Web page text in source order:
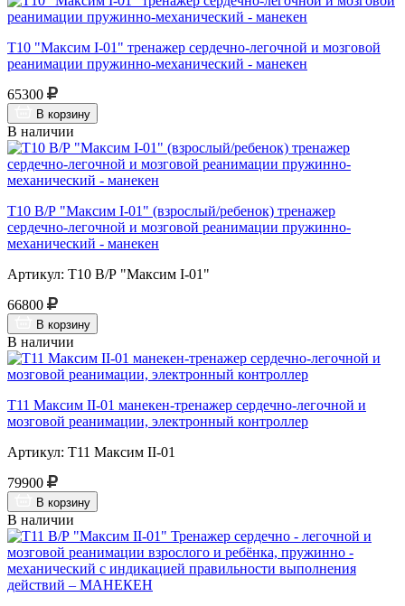
Т10 "Максим I-01" тренажер сердечно-легочной и мозговой
реанимации пружинно-механический - манекен
65300
В корзину
В наличии
Т10 В/Р "Максим I-01" (взрослый/ребенок) тренажер
сердечно-легочной и мозговой реанимации пружинно-
механический - манекен
Артикул: Т10 В/Р "Максим I-01"
66800
В корзину
В наличии
Т11 Максим II-01 манекен-тренажер сердечно-легочной и
мозговой реанимации, электронный контроллер
Артикул: Т11 Максим II-01
79900
В корзину
В наличии